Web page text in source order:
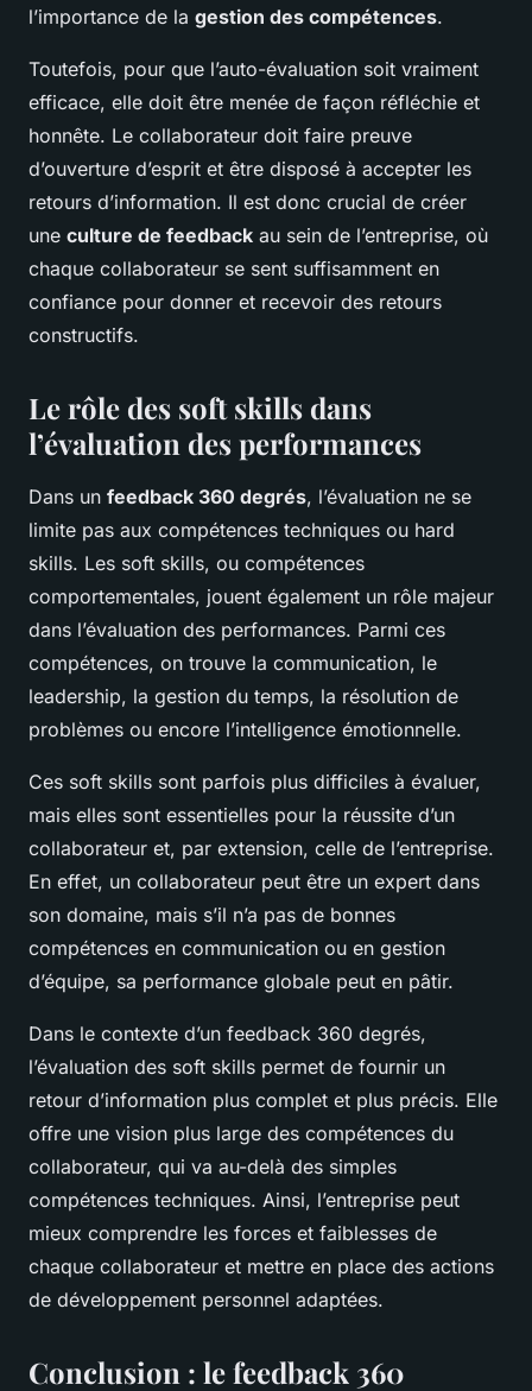
l’importance de la gestion des compétences.
Toutefois, pour que l’auto-évaluation soit vraiment
efficace, elle doit être menée de façon réfléchie et
honnête. Le collaborateur doit faire preuve
d’ouverture d’esprit et être disposé à accepter les
retours d’information. Il est donc crucial de créer
une culture de feedback au sein de l’entreprise, où
chaque collaborateur se sent suffisamment en
confiance pour donner et recevoir des retours
constructifs.
Le rôle des soft skills dans
l’évaluation des performances
Dans un feedback 360 degrés, l’évaluation ne se
limite pas aux compétences techniques ou hard
skills. Les soft skills, ou compétences
comportementales, jouent également un rôle majeur
dans l’évaluation des performances. Parmi ces
compétences, on trouve la communication, le
leadership, la gestion du temps, la résolution de
problèmes ou encore l’intelligence émotionnelle.
Ces soft skills sont parfois plus difficiles à évaluer,
mais elles sont essentielles pour la réussite d’un
collaborateur et, par extension, celle de l’entreprise.
En effet, un collaborateur peut être un expert dans
son domaine, mais s’il n’a pas de bonnes
compétences en communication ou en gestion
d’équipe, sa performance globale peut en pâtir.
Dans le contexte d’un feedback 360 degrés,
l’évaluation des soft skills permet de fournir un
retour d’information plus complet et plus précis. Elle
offre une vision plus large des compétences du
collaborateur, qui va au-delà des simples
compétences techniques. Ainsi, l’entreprise peut
mieux comprendre les forces et faiblesses de
chaque collaborateur et mettre en place des actions
de développement personnel adaptées.
Conclusion : le feedback 360